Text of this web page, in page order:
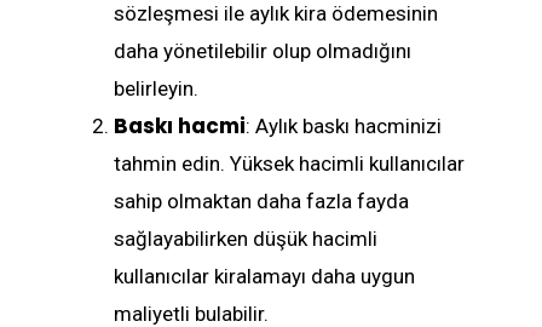
sözleşmesi ile aylık kira ödemesinin
daha yönetilebilir olup olmadığını
belirleyin.
Baskı hacmi: Aylık baskı hacminizi
tahmin edin. Yüksek hacimli kullanıcılar
sahip olmaktan daha fazla fayda
sağlayabilirken düşük hacimli
kullanıcılar kiralamayı daha uygun
maliyetli bulabilir.